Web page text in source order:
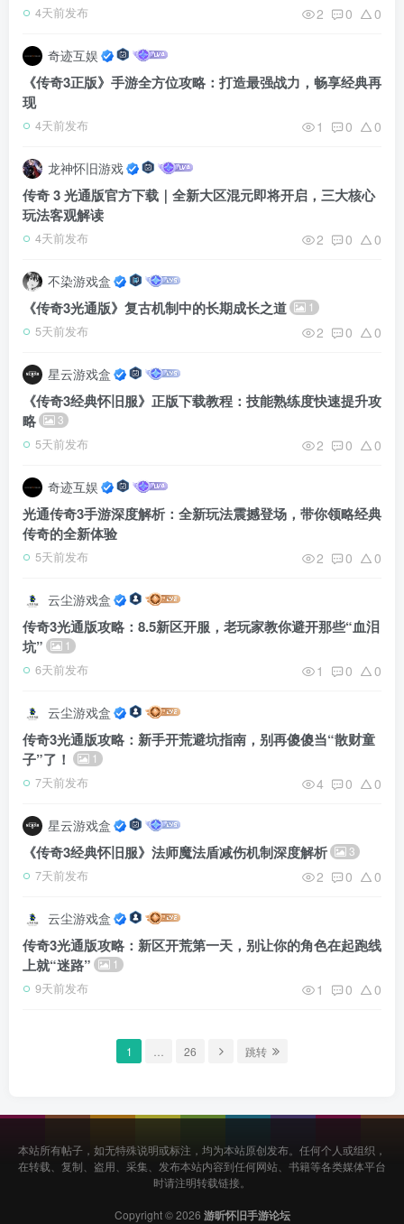
4天前发布 2 0 0
奇迹互娱
《传奇3正版》手游全方位攻略：打造最强战力，畅享经典再
现
4天前发布 1 0 0
龙神怀旧游戏
传奇 3 光通版官方下载｜全新大区混元即将开启，三大核心
玩法客观解读
4天前发布 2 0 0
不染游戏盒
《传奇3光通版》复古机制中的长期成长之道 1
5天前发布 2 0 0
星云游戏盒
《传奇3经典怀旧服》正版下载教程：技能熟练度快速提升攻
略
3
5天前发布 2 0 0
奇迹互娱
光通传奇3手游深度解析：全新玩法震撼登场，带你领略经典
传奇的全新体验
5天前发布 2 0 0
云尘游戏盒
传奇3光通版攻略：8.5新区开服，老玩家教你避开那些“血泪
坑”
1
6天前发布 1 0 0
云尘游戏盒
传奇3光通版攻略：新手开荒避坑指南，别再傻傻当“散财童
子”了！
1
7天前发布 4 0 0
星云游戏盒
《传奇3经典怀旧服》法师魔法盾减伤机制深度解析 3
7天前发布 2 0 0
云尘游戏盒
传奇3光通版攻略：新区开荒第一天，别让你的角色在起跑线
上就“迷路”
1
9天前发布 1 0 0
1 26 跳转
本站所有帖子，如无特殊说明或标注，均为本站原创发布。任何个人或组织，
在转载、复制、盗用、采集、发布本站内容到任何网站、书籍等各类媒体平台
时请注明转载链接。
Copyright © 2026 游昕怀旧手游论坛